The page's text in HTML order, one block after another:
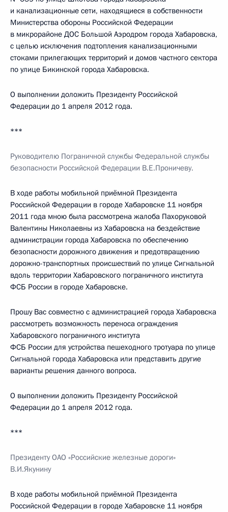
и канализационные сети, находящиеся в собственности
Министерства обороны Российской Федерации
в микрорайоне ДОС Большой Аэродром города Хабаровска,
с целью исключения подтопления канализационными
стоками прилегающих территорий и домов частного сектора
по улице Бикинской города Хабаровска.
О выполнении доложить Президенту Российской
Федерации до 1 апреля 2012 года.
***
Руководителю Пограничной службы Федеральной службы
безопасности Российской Федерации В.Е.Проничеву.
В ходе работы мобильной приёмной Президента
Российской Федерации в городе Хабаровске 11 ноября
2011 года мною была рассмотрена жалоба Пахоруковой
Валентины Николаевны из Хабаровска на бездействие
администрации города Хабаровска по обеспечению
безопасности дорожного движения и предотвращению
дорожно-транспортных происшествий по улице Сигнальной
вдоль территории Хабаровского пограничного института
ФСБ России в городе Хабаровске.
Прошу Вас совместно с администрацией города Хабаровска
рассмотреть возможность переноса ограждения
Хабаровского пограничного института
ФСБ России для устройства пешеходного тротуара по улице
Сигнальной города Хабаровска или представить другие
варианты решения данного вопроса.
О выполнении доложить Президенту Российской
Федерации до 1 апреля 2012 года.
***
Президенту ОАО «Российские железные дороги»
В.И.Якунину
В ходе работы мобильной приёмной Президента
Российской Федерации в городе Хабаровске 11 ноября